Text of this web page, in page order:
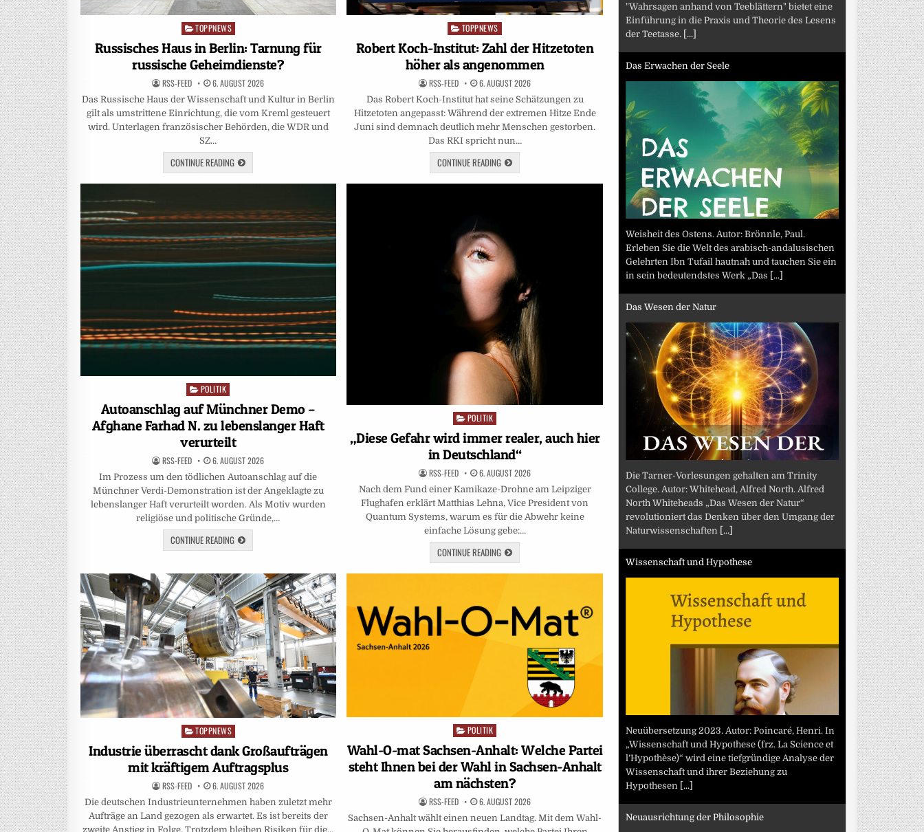
Posted
TOPPNEWS
Russisches Haus in Berlin: Tarnung für
russische Geheimdienste?
RSS-FEED 6. AUGUST 2026
Das Russische Haus der Wissenschaft und Kultur in Berlin
gilt als umstrittene Einrichtung, die vom Kreml gesteuert
wird. Unterlagen französischer Behörden, die WDR und
SZ…
CONTINUE READING
Posted
in
TOPPNEWS
Robert Koch-Institut: Zahl der Hitzetoten
höher als angenommen
RSS-FEED 6. AUGUST 2026
Das Robert Koch-Institut hat seine Schätzungen zu
Hitzetoten angepasst: Während der extremen Hitze Ende
Juni sind demnach deutlich mehr Menschen gestorben.
Das RKI spricht nun…
CONTINUE READING
Posted
POLITIK
Autoanschlag auf Münchner Demo –
Afghane Farhad N. zu lebenslanger Haft
verurteilt
RSS-FEED 6. AUGUST 2026
Im Prozess um den tödlichen Autoanschlag auf die
Münchner Verdi-Demonstration ist der Angeklagte zu
lebenslanger Haft verurteilt worden. Als Motiv wurden
religiöse und politische Gründe,…
CONTINUE READING
Posted
in
POLITIK
„Diese Gefahr wird immer realer, auch hier
in Deutschland“
RSS-FEED 6. AUGUST 2026
Nach dem Fund einer Kamikaze-Drohne am Leipziger
Flughafen erklärt Matthias Lehna, Vice President von
Quantum Systems, warum es für die Abwehr keine
einfache Lösung gebe:…
CONTINUE READING
Posted
TOPPNEWS
Industrie überrascht dank Großaufträgen
mit kräftigem Auftragsplus
RSS-FEED 6. AUGUST 2026
Die deutschen Industrieunternehmen haben zuletzt mehr
Aufträge an Land gezogen als erwartet. Es ist bereits der
zweite Anstieg in Folge. Trotzdem bleiben Risiken für die…
Posted
POLITIK
Wahl-O-mat Sachsen-Anhalt: Welche Partei
steht Ihnen bei der Wahl in Sachsen-Anhalt
am nächsten?
RSS-FEED 6. AUGUST 2026
Sachsen-Anhalt wählt einen neuen Landtag. Mit dem Wahl-
"Wahrsagen anhand von Teeblättern" bietet eine
Einführung in die Praxis und Theorie des Lesens
der Teetasse. [...]
Das Erwachen der Seele
Weisheit des Ostens. Autor: Brönnle, Paul.
Erleben Sie die Welt des arabisch-andalusischen
Gelehrten Ibn Tufail hautnah und tauchen Sie ein
in sein bedeutendstes Werk „Das [...]
Das Wesen der Natur
Die Tarner-Vorlesungen gehalten am Trinity
College. Autor: Whitehead, Alfred North. Alfred
North Whiteheads „Das Wesen der Natur“
revolutioniert das Denken über den Umgang der
Naturwissenschaften [...]
Wissenschaft und Hypothese
Neuübersetzung 2023. Autor: Poincaré, Henri. In
„Wissenschaft und Hypothese (frz. La Science et
l’Hypothèse)“ wird eine tiefgründige Analyse der
Wissenschaft und ihrer Beziehung zu
Hypothesen [...]
Neuausrichtung der Philosophie